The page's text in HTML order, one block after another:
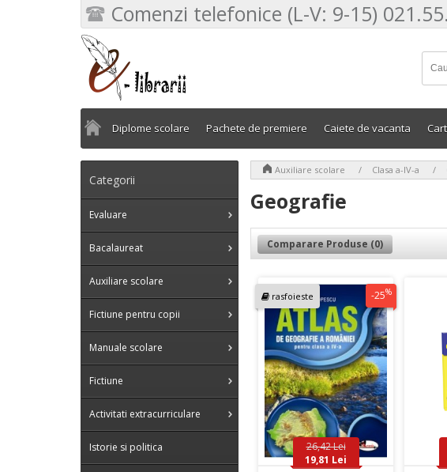
Comenzi telefonice (L-V: 9-15)
Diplome scolare Pachete de premiere Caiete de vacanta
Categorii
Evaluare
Bacalaureat
Auxiliare scolare
Fictiune pentru copii
Manuale scolare
Fictiune
Activitati extracurriculare
Istorie si politica
Auxiliare scolare Clasa a-IV-a
Geografie
Comparare Produse (0)
rasfoieste -25%
26,42 Lei
19,81 Lei